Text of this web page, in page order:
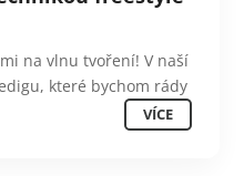
na vlnu tvoření! V naší
které bychom rády
VÍCE